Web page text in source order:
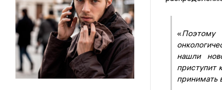
«Поэтому
нашли
приступит
принимать